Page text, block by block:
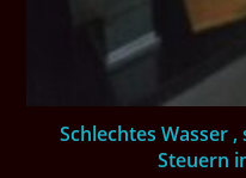
Schlechtes Wasser
Steuern